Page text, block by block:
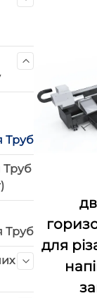
Труб
Труб
Труб
для